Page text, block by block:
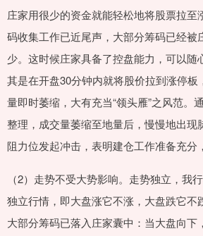
庄家用很少的资金就能轻松地将股票拉至
码收集工作已近尾声，大部分筹码已经被
少。这时候庄家具备了控盘能力，可以随
其是在开盘30分钟内就将股价拉到涨停板
量即时萎缩，大有充当“领头雁”之风范。
整理，成交量萎缩至地量后，慢慢地出现
阻力位发起冲击，表明建仓工作准备充分
（2）走势不受大势影响。走势独立，我
独立行情，即大盘涨它不涨，大盘跌它不
大部分筹码已落入庄家囊中：当大盘向下